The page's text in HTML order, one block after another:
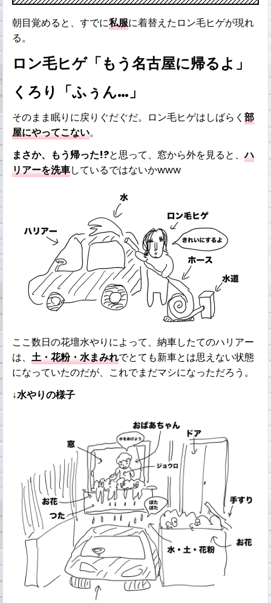
朝目覚めると、すでに私服に着替えたロン毛ヒゲが現れ
る。
ロン毛ヒゲ「もう名古屋に帰るよ」
くろり「ふぅん…」
そのまま眠りに戻りぐだぐだ。ロン毛ヒゲはしばらく部
屋にやってこない。
まさか、もう帰った!?と思って、窓から外を見ると、ハ
リアーを洗車しているではないかwww
ここ数日の花壇水やりによって、納車したてのハリアー
は、土・花粉・水まみれでとても新車とは思えない状態
になっていたのだが、これでまだマシになっただろう。
↓水やりの様子